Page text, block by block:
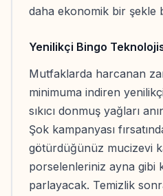
daha ekonomik bir şekle
Yenilikçi Bingo
Mutfaklarda harcanan
minimuma indiren
sıkıcı donmuş yağları
Şok kampanyası
götürdüğünüz mucizevi
porselenleriniz ayna gibi
parlayacak. Temizlik